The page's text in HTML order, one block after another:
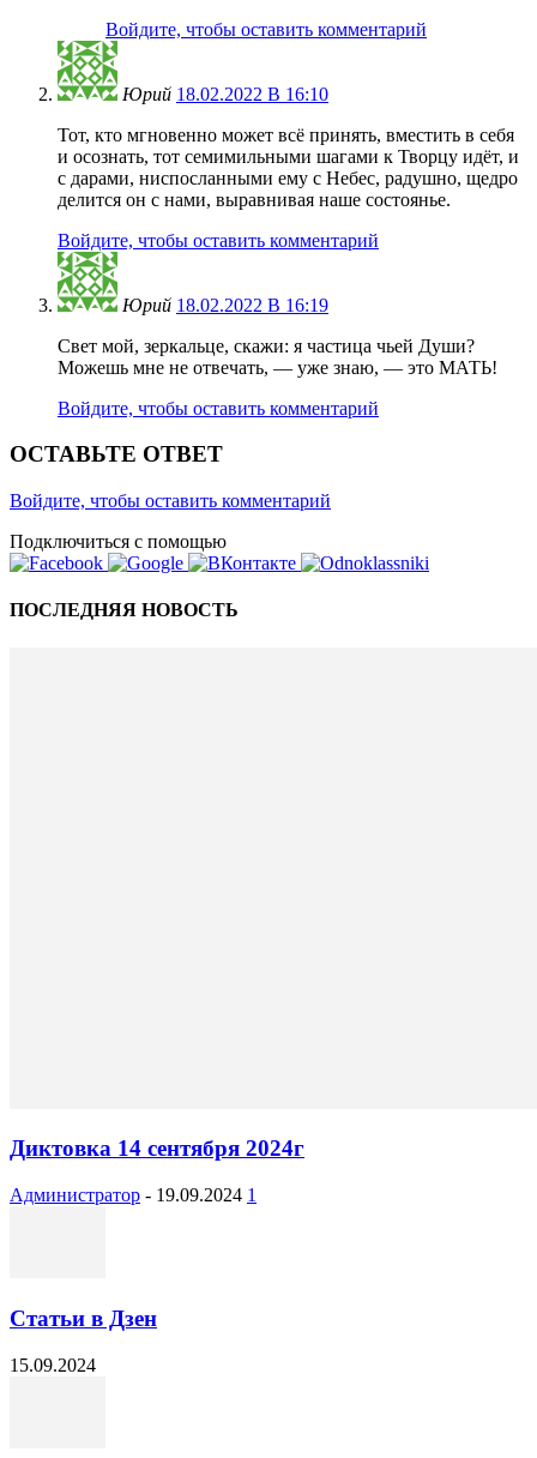
Войдите, чтобы оставить комментарий
Юрий 18.02.2022 В 16:10
Тот, кто мгновенно может всё принять, вместить в себя
и осознать, тот семимильными шагами к Творцу идёт, и
с дарами, ниспосланными ему с Небес, радушно, щедро
делится он с нами, выравнивая наше состоянье.
Войдите, чтобы оставить комментарий
Юрий 18.02.2022 В 16:19
Свет мой, зеркальце, скажи: я частица чьей Души?
Можешь мне не отвечать, — уже знаю, — это МАТЬ!
Войдите, чтобы оставить комментарий
ОСТАВЬТЕ ОТВЕТ
Войдите, чтобы оставить комментарий
Подключиться с помощью
ПОСЛЕДНЯЯ НОВОСТЬ
Диктовка 14 сентября 2024г
Администратор - 19.09.2024 1
Статьи в Дзен
15.09.2024